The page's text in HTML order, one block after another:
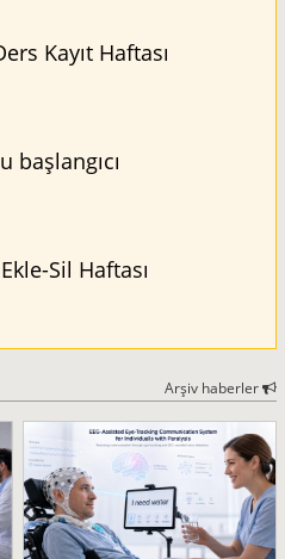
Kayıt Haftası
başlangıcı
Sil Haftası
Arşiv haberler